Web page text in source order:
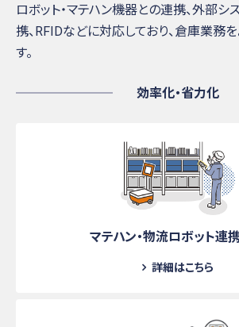
ロボット・マテハン機器との連携、外部シ
携、RFIDなどに対応しており、倉庫業務
す。
効率化・省力化
マテハン・物流ロボット連
詳細はこちら